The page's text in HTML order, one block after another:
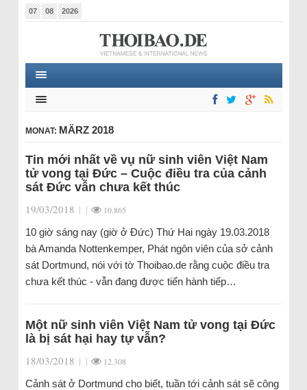
07 08 2026
MONAT: MÄRZ 2018
Tin mới nhất về vụ nữ sinh viên Việt Nam
tử vong tại Đức – Cuộc điều tra của cảnh
sát Đức vẫn chưa kết thúc
19/03/2018 | | 10.865
10 giờ sáng nay (giờ ở Đức) Thứ Hai ngày 19.03.2018
bà Amanda Nottenkemper, Phát ngôn viên của sở cảnh
sát Dortmund, nói với tờ Thoibao.de rằng cuộc điều tra
chưa kết thúc - vẫn đang được tiến hành tiếp…
Một nữ sinh viên Việt Nam tử vong tại Đức
là bị sát hại hay tự vẫn?
18/03/2018 | | 12.308
Cảnh sát ở Dortmund cho biết, tuần tới cảnh sát sẽ công